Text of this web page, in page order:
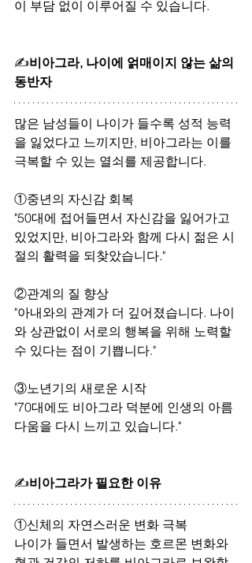
이 부담 없이 이루어질 수 있습니다.
✍비아그라, 나이에 얽매이지 않는 삶의
동반자
많은 남성들이 나이가 들수록 성적 능력
을 잃었다고 느끼지만, 비아그라는 이를
극복할 수 있는 열쇠를 제공합니다.
①중년의 자신감 회복
"50대에 접어들면서 자신감을 잃어가고
있었지만, 비아그라와 함께 다시 젊은 시
절의 활력을 되찾았습니다."
②관계의 질 향상
"아내와의 관계가 더 깊어졌습니다. 나이
와 상관없이 서로의 행복을 위해 노력할
수 있다는 점이 기쁩니다."
③노년기의 새로운 시작
"70대에도 비아그라 덕분에 인생의 아름
다움을 다시 느끼고 있습니다."
✍비아그라가 필요한 이유
①신체의 자연스러운 변화 극복
나이가 들면서 발생하는 호르몬 변화와